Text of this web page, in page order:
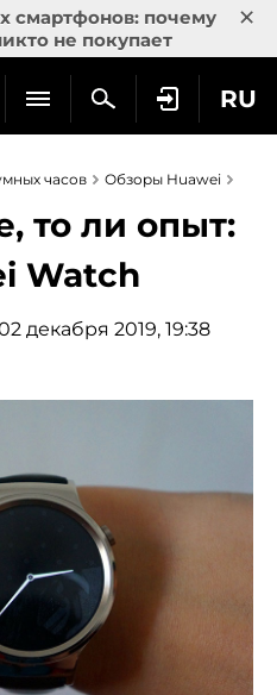
смартфонов: почему
не покупает
×
RU
часов Обзоры Huawei
то ли опыт:
Watch
декабря 2019, 19:38